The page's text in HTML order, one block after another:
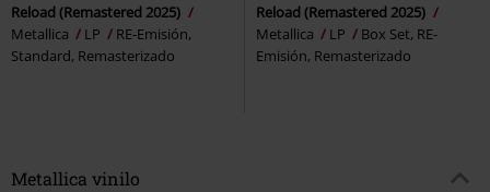
Reload (Remastered 2025)
Metallica
LP
RE-Emisión,
Standard, Remasterizado
Reload (Remastered 2025)
Metallica
LP
Box Set, RE-
Emisión, Remasterizado
Metallica vinilo